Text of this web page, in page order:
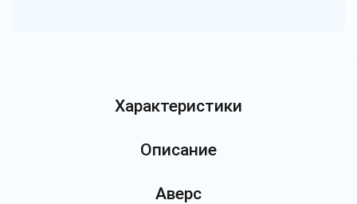
Характеристики
Описание
Аверс